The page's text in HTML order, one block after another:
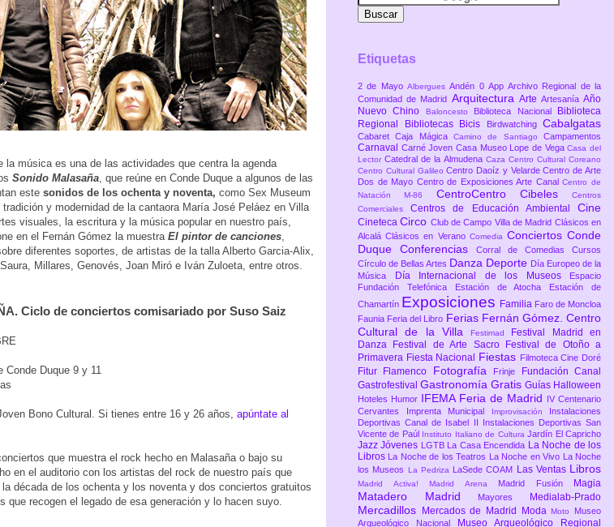
la música es una de las actividades que centra la agenda
Sonido Malasaña , que reúne en Conde Duque a algunos de las
este sonidos de los ochenta y noventa, como Sex Museum
tradición y modernidad de la cantaora María José Peláez en Villa
visuales, la escritura y la música popular en nuestro país,
en el Fernán Gómez la muestra El pintor de canciones
diferentes soportes, de artistas de la talla Alberto Garcia-Alix,
Millares, Genovés, Joan Miró e Iván Zuloeta, entre otros.
Ciclo de conciertos comisariado por Suso Saiz
Conde Duque 9 y 11
Bono Cultural. Si tienes entre 16 y 26 años, apúntate al
que muestra el rock hecho en Malasaña o bajo su
en el auditorio con los artistas del rock de nuestro país que
década de los ochenta y los noventa y dos conciertos gratuitos
que recogen el legado de esa generación y lo hacen suyo.
Etiquetas
2 de Mayo AlberguesAndén 0 AppArchivo Regional de la
Comunidad de Madrid Arquitectura Arte ArtesaníaAño
Nuevo Chino
Baloncesto Biblioteca Nacional
Biblioteca
Regional
Bibliotecas Bicis Birdwatching Cabalgatas
CabaretCaja MágicaCamino de SantiagoCampamentos
Carnaval Carné JovenCasa Museo Lope de VegaCasa del
LectorCatedral de la Almudena Caza Centro Cultural Coreano
Centro Cultural GalileoCentro Daoíz y VelardeCentro de Arte
Dos de Mayo Centro de Exposiciones Arte CanalCentro de
Natación M-86 CentroCentro Cibeles
Centros
ComercialesCentros de Educación AmbientalCine
CinetecaCirco Club de Campo Villa de Madrid Clásicos en
AlcaláClásicos en Verano Comedia ConciertosConde
Duque Conferencias Corral de Comedias Cursos
Círculo de Bellas Artes Danza Deporte Día Europeo de la
Música
Día Internacional de los Museos
Espacio
Fundación Telefónica
Estación de Atocha
Estación de
Chamartín Exposiciones Familia Faro de Moncloa
Faunia Feria del Libro Ferias Fernán Gómez. Centro
Cultural de la VillaFestimad
Festival Madrid en
Danza
Festival de Arte Sacro
Festival de Otoño a
Primavera Fiesta Nacional Fiestas Filmoteca Cine Doré
Fitur Flamenco Fotografía Frinje
Fundación Canal
Gastrofestival Gastronomía Gratis Guías Halloween
Hoteles Humor IFEMA Feria de Madrid
IV Centenario
Cervantes
Imprenta Municipal Improvisación
Instalaciones
Deportivas Canal de Isabel II
Instalaciones Deportivas San
Vicente de Paúl
Instituto Italiano de CulturaJardín El Capricho
JazzJóvenes LGTB La Casa Encendida La Noche de los
Libros
La Noche de los Teatros La Noche en Vivo
La Noche
los Museos
La Pedriza LaSede COAM Las Ventas Libros
Madrid Activa! Madrid Arena Madrid Fusión Magia
Matadero Madrid Mayores Medialab-Prado
Mercadillos Mercados de Madrid ModaMoto Museo
Arqueológico Nacional
Museo Arqueológico Regional